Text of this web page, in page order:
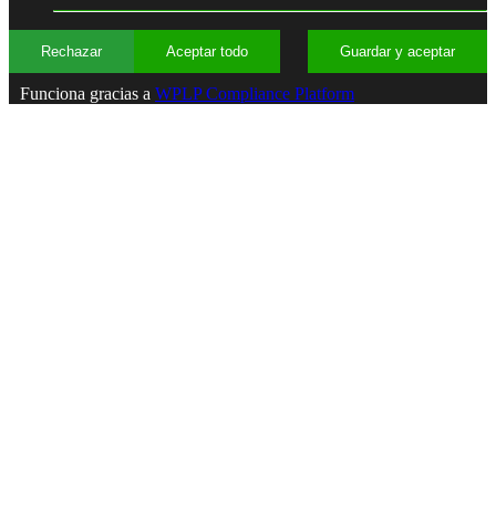
Rechazar Aceptar todo Guardar y aceptar
Funciona gracias a WPLP Compliance Platform